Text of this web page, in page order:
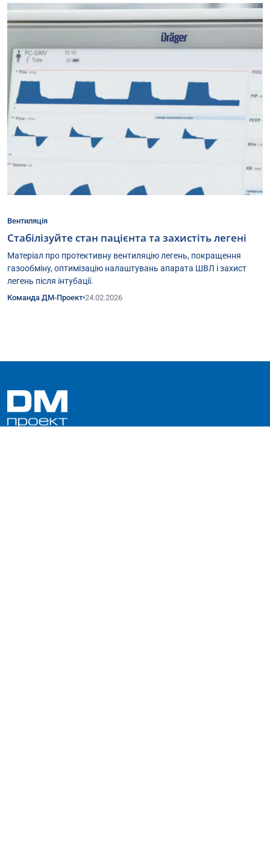
Вентиляція
Стабілізуйте стан пацієнта та захистіть легені
Матеріал про протективну вентиляцію легень, покращення
газообміну, оптимізацію налаштувань апарата ШВЛ і захист
легень після інтубації.
Команда ДМ-Проект•24.02.2026